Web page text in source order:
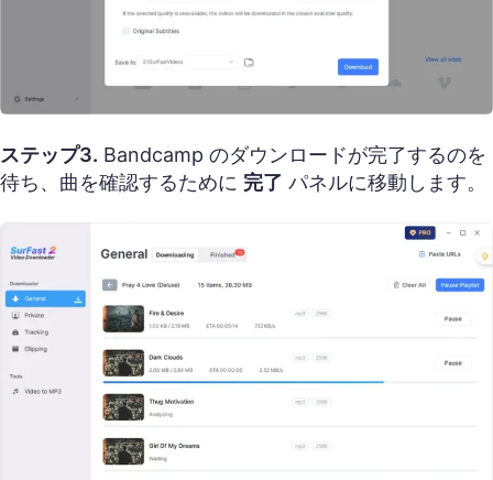
ステップ3. Bandcamp のダウンロードが完了するのを
待ち、曲を確認するために 完了 パネルに移動します。